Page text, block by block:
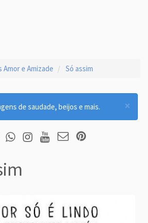
Amor e Amizade Só assim
×
de saudade, beijos e mais.